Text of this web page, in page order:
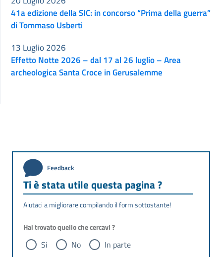
41a edizione della SIC: in concorso “Prima della guerra”
di Tommaso Usberti
Effetto Notte 2026 – dal 17 al 26 luglio – Area
archeologica Santa Croce in Gerusalemme
13 Luglio 2026
Feedback
Ti è stata utile questa pagina ?
Aiutaci a migliorare compilando il form sottostante!
Hai trovato quello che cercavi ?
Si No In parte